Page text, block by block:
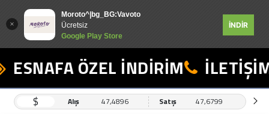
Moroto^|bg_BG:Vavoto
Ücretsiz
Google Play Store
İNDİR
ESNAFA ÖZEL İNDİRİM
$ Alış 47,4896 Satış 47,6799